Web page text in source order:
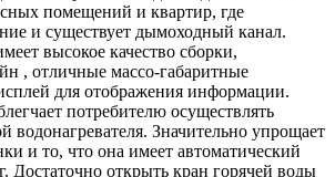
помещений и квартир, где
и существует дымоходный канал.
высокое качество сборки,
, отличные массо-габаритные
для отображения информации.
потребителю осуществлять
водонагревателя. Значительно упрощает
и то, что она имеет автоматический
Достаточно открыть кран горячей воды